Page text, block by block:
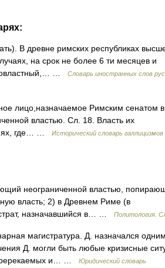
В древне римских республиках
на срок не более 6 ти месяцев и
…
Словарь иностранных слов
лицо,назначаемое Римским сенатом в
властью. Сл. 18. Власть их
где… …
Исторический словарь галлицизмов
неограниченной властью,
власть; 2) в Древнем Риме (в
назначавшийся в… …
Политология.
магистратура. Д. назначался
Д. могли быть любые кризисные
и… …
Юридический словарь